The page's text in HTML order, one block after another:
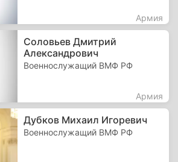
Армия
Соловьев Дмитрий
Александрович
Военнослужащий ВМФ РФ
Армия
Дубков Михаил Игоревич
Военнослужащий ВМФ РФ